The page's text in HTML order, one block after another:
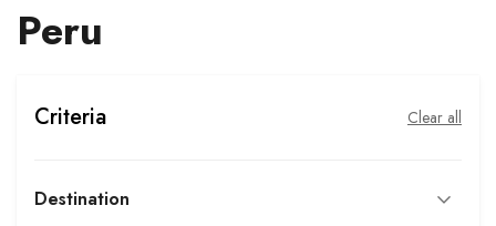
Peru
Criteria Clear all
Destination